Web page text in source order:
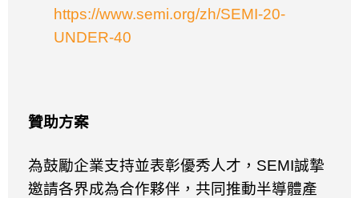
https://www.semi.org/zh/SEMI-20-
UNDER-40
贊助方案
為鼓勵企業支持並表彰優秀人才， SEMI誠摯
邀請各界成為合作夥伴，共同推動半導體產